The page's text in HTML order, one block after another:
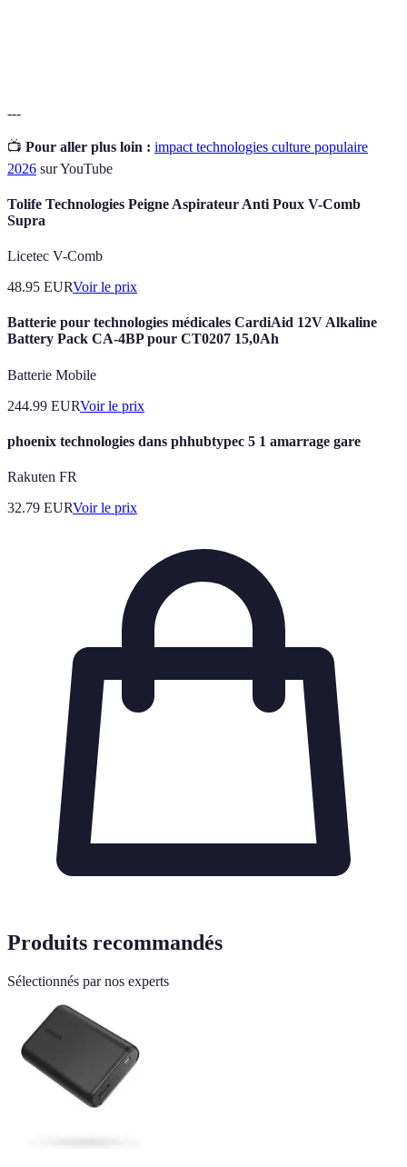
---
📺 Pour aller plus loin : impact technologies culture populaire
2026 sur YouTube
Tolife Technologies Peigne Aspirateur Anti Poux V-Comb
Supra
Licetec V-Comb
48.95 EURVoir le prix
Batterie pour technologies médicales CardiAid 12V Alkaline
Battery Pack CA-4BP pour CT0207 15,0Ah
Batterie Mobile
244.99 EURVoir le prix
phoenix technologies dans phhubtypec 5 1 amarrage gare
Rakuten FR
32.79 EURVoir le prix
Produits recommandés
Sélectionnés par nos experts